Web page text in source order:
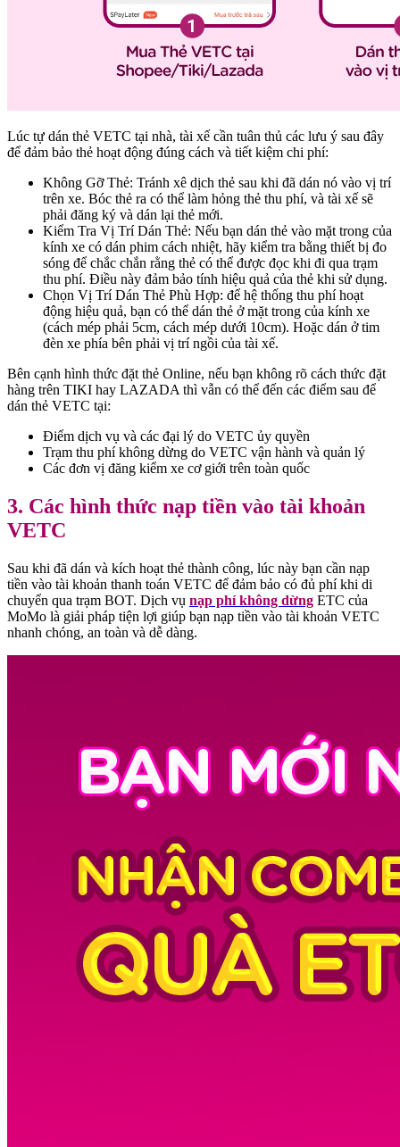
Lúc tự dán thẻ VETC tại nhà, tài xế cần tuân thủ các lưu ý sau đây
để đảm bảo thẻ hoạt động đúng cách và tiết kiệm chi phí:
Không Gỡ Thẻ: Tránh xê dịch thẻ sau khi đã dán nó vào vị trí
trên xe. Bóc thẻ ra có thể làm hỏng thẻ thu phí, và tài xế sẽ
phải đăng ký và dán lại thẻ mới.
Kiểm Tra Vị Trí Dán Thẻ: Nếu bạn dán thẻ vào mặt trong của
kính xe có dán phim cách nhiệt, hãy kiểm tra bằng thiết bị đo
sóng để chắc chắn rằng thẻ có thể được đọc khi đi qua trạm
thu phí. Điều này đảm bảo tính hiệu quả của thẻ khi sử dụng.
Chọn Vị Trí Dán Thẻ Phù Hợp: để hệ thống thu phí hoạt
động hiệu quả, bạn có thể dán thẻ ở mặt trong của kính xe
(cách mép phải 5cm, cách mép dưới 10cm). Hoặc dán ở tim
đèn xe phía bên phải vị trí ngồi của tài xế.
Bên cạnh hình thức đặt thẻ Online, nếu bạn không rõ cách thức đặt
hàng trên TIKI hay LAZADA thì vẫn có thể đến các điểm sau để
dán thẻ VETC tại:
Điểm dịch vụ và các đại lý do VETC ủy quyền
Trạm thu phí không dừng do VETC vận hành và quản lý
Các đơn vị đăng kiểm xe cơ giới trên toàn quốc
3. Các hình thức nạp tiền vào tài khoản
VETC
Sau khi đã dán và kích hoạt thẻ thành công, lúc này bạn cần nạp
tiền vào tài khoản thanh toán VETC để đảm bảo có đủ phí khi di
chuyển qua trạm BOT. Dịch vụ nạp phí không dừng ETC của
MoMo là giải pháp tiện lợi giúp bạn nạp tiền vào tài khoản VETC
nhanh chóng, an toàn và dễ dàng.